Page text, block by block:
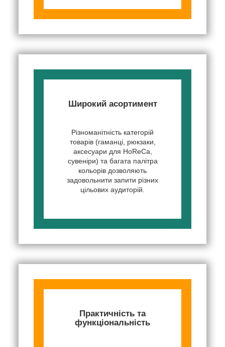
Широкий асортимент
Різноманітність категорій
товарів (гаманці, рюкзаки,
аксесуари для HoReCa,
сувеніри) та багата палітра
кольорів дозволяють
задовольнити запити різних
цільових аудиторій.
Практичність та
функціональність